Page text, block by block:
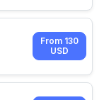
From 130
USD